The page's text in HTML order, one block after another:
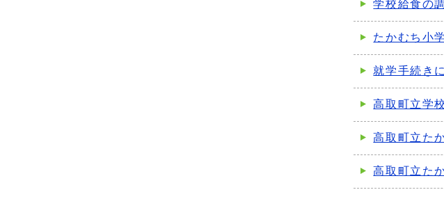
学校給食の
たかむち小
就学手続き
高取町立学
高取町立た
高取町立た